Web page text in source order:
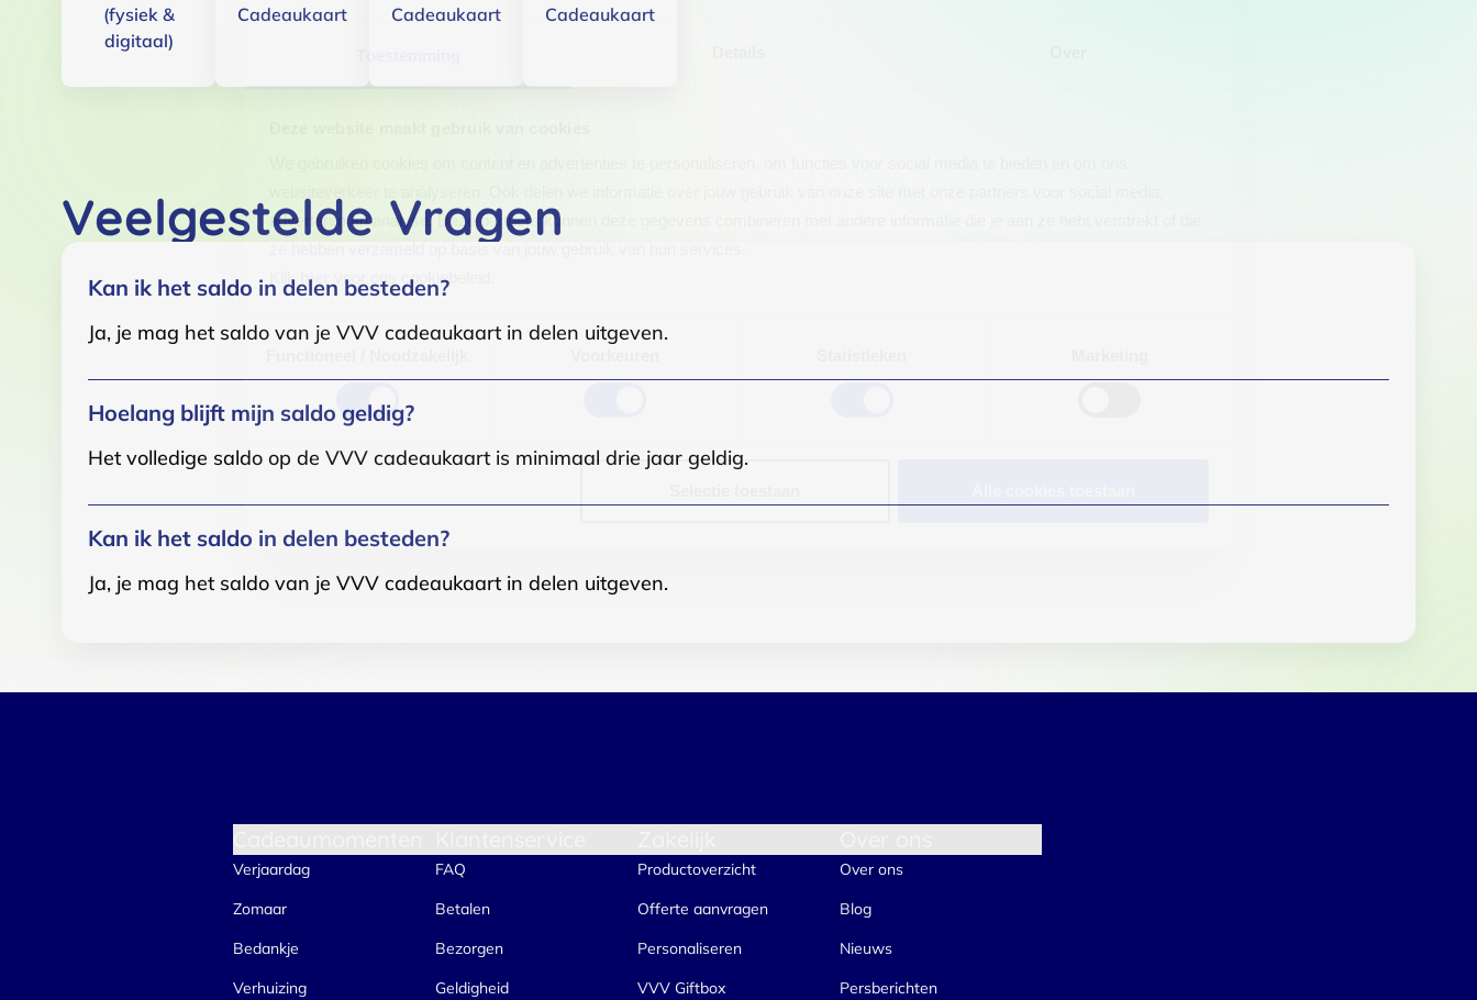
adverteren en analyse. Deze partners kunnen deze gegevens combineren met andere informatie die je aan ze hebt verstrekt of die
Klik
hier voor ons cookiebeleid.
Toestemmingsselectie
(fysiek &
digitaal)
Cadeaukaart
Cadeaukaart
Cadeaukaart
Veelgestelde Vragen
Kan ik het saldo in delen besteden?
Ja, je mag het saldo van je VVV cadeaukaart in delen uitgeven.
Hoelang blijft mijn saldo geldig?
Het volledige saldo op de VVV cadeaukaart is minimaal drie jaar geldig.
Kan ik het saldo in delen besteden?
Ja, je mag het saldo van je VVV cadeaukaart in delen uitgeven.
Verjaardag
Zomaar
Bedankje
Verhuizing
FAQ
Betalen
Bezorgen
Geldigheid
Productoverzicht
Offerte aanvragen
Personaliseren
VVV Giftbox
Over ons
Blog
Nieuws
Persberichten